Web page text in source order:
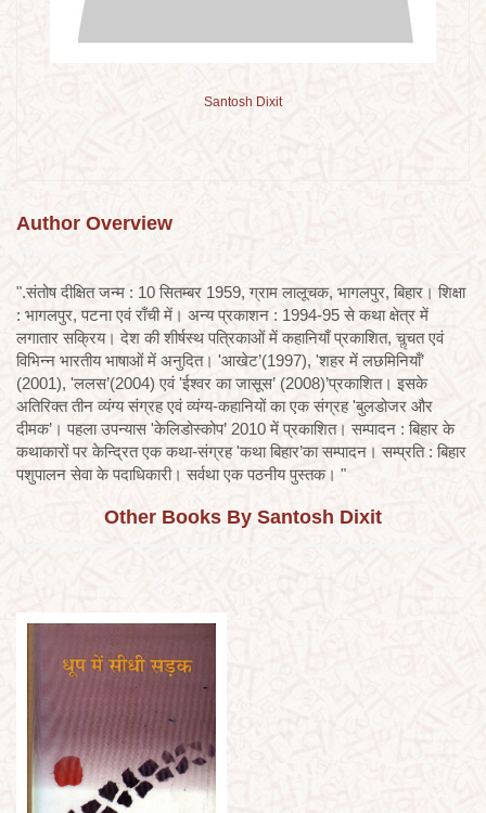
Santosh Dixit
Author Overview
".संतोष दीक्षित जन्म : 10 सितम्बर 1959, ग्राम लालूचक, भागलपुर, बिहार। शिक्षा
: भागलपुर, पटना एवं राँची में। अन्य प्रकाशन : 1994-95 से कथा क्षेत्र में
लगातार सक्रिय। देश की शीर्षस्थ पत्रिकाओं में कहानियाँ प्रकाशित, चॢचत एवं
विभिन्न भारतीय भाषाओं में अनुदित। 'आखेट’(1997), 'शहर में लछमिनियाँ’
(2001), 'ललस’(2004) एवं 'ईश्वर का जासूस’ (2008)’प्रकाशित। इसके
अतिरिक्त तीन व्यंग्य संग्रह एवं व्यंग्य-कहानियों का एक संग्रह 'बुलडोजर और
दीमक’। पहला उपन्यास 'केलिडोस्कोप’ 2010 में प्रकाशित। सम्पादन : बिहार के
कथाकारों पर केन्द्रित एक कथा-संग्रह 'कथा बिहार’का सम्पादन। सम्प्रति : बिहार
पशुपालन सेवा के पदाधिकारी। सर्वथा एक पठनीय पुस्तक। "
Other Books By Santosh Dixit